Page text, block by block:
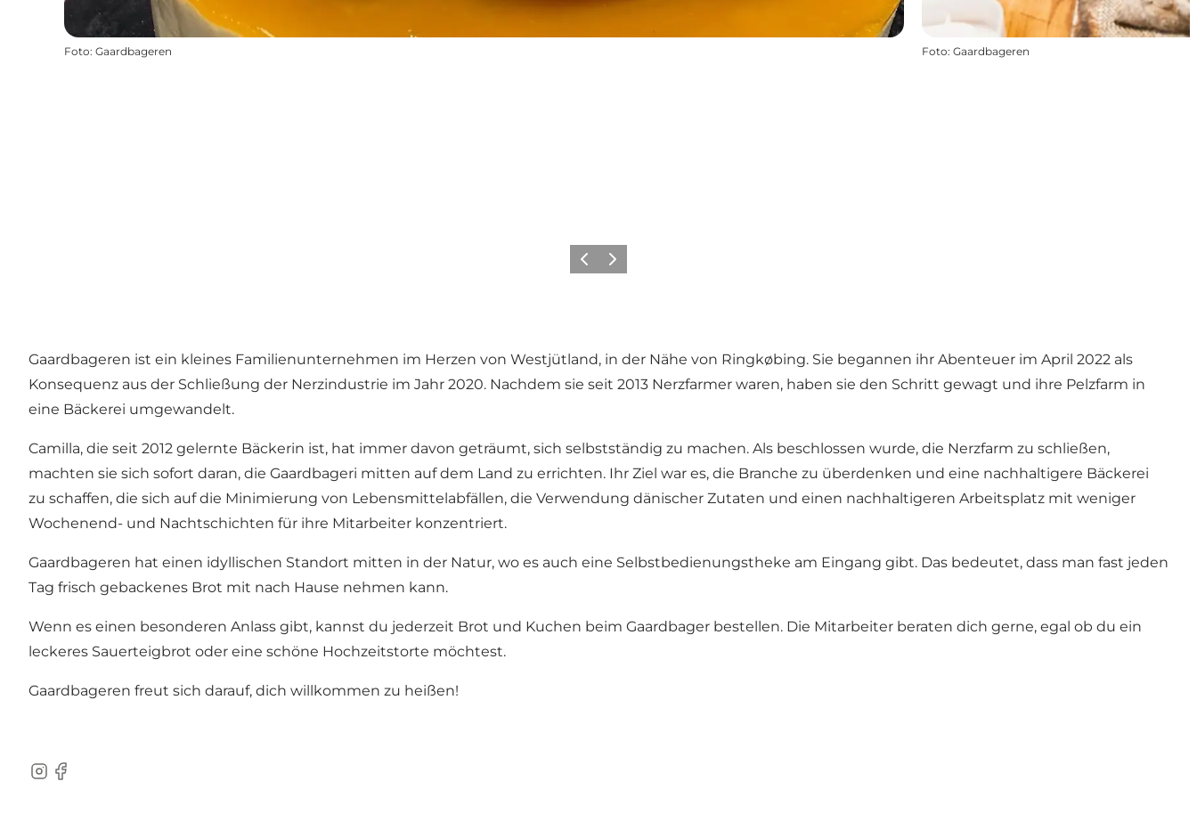
Foto: Gaardbageren Foto: Gaardbageren
ZurückWeiter
Gaardbageren ist ein kleines Familienunternehmen im Herzen von Westjütland, in der Nähe von Ringkøbing. Sie begannen ihr Abenteuer im April 2022 als
Konsequenz aus der Schließung der Nerzindustrie im Jahr 2020. Nachdem sie seit 2013 Nerzfarmer waren, haben sie den Schritt gewagt und ihre Pelzfarm in
eine Bäckerei umgewandelt.
Camilla, die seit 2012 gelernte Bäckerin ist, hat immer davon geträumt, sich selbstständig zu machen. Als beschlossen wurde, die Nerzfarm zu schließen,
machten sie sich sofort daran, die Gaardbageri mitten auf dem Land zu errichten. Ihr Ziel war es, die Branche zu überdenken und eine nachhaltigere Bäckerei
zu schaffen, die sich auf die Minimierung von Lebensmittelabfällen, die Verwendung dänischer Zutaten und einen nachhaltigeren Arbeitsplatz mit weniger
Wochenend- und Nachtschichten für ihre Mitarbeiter konzentriert.
Gaardbageren hat einen idyllischen Standort mitten in der Natur, wo es auch eine Selbstbedienungstheke am Eingang gibt. Das bedeutet, dass man fast jeden
Tag frisch gebackenes Brot mit nach Hause nehmen kann.
Wenn es einen besonderen Anlass gibt, kannst du jederzeit Brot und Kuchen beim Gaardbager bestellen. Die Mitarbeiter beraten dich gerne, egal ob du ein
leckeres Sauerteigbrot oder eine schöne Hochzeitstorte möchtest.
Gaardbageren freut sich darauf, dich willkommen zu heißen!
Instagram
Facebook